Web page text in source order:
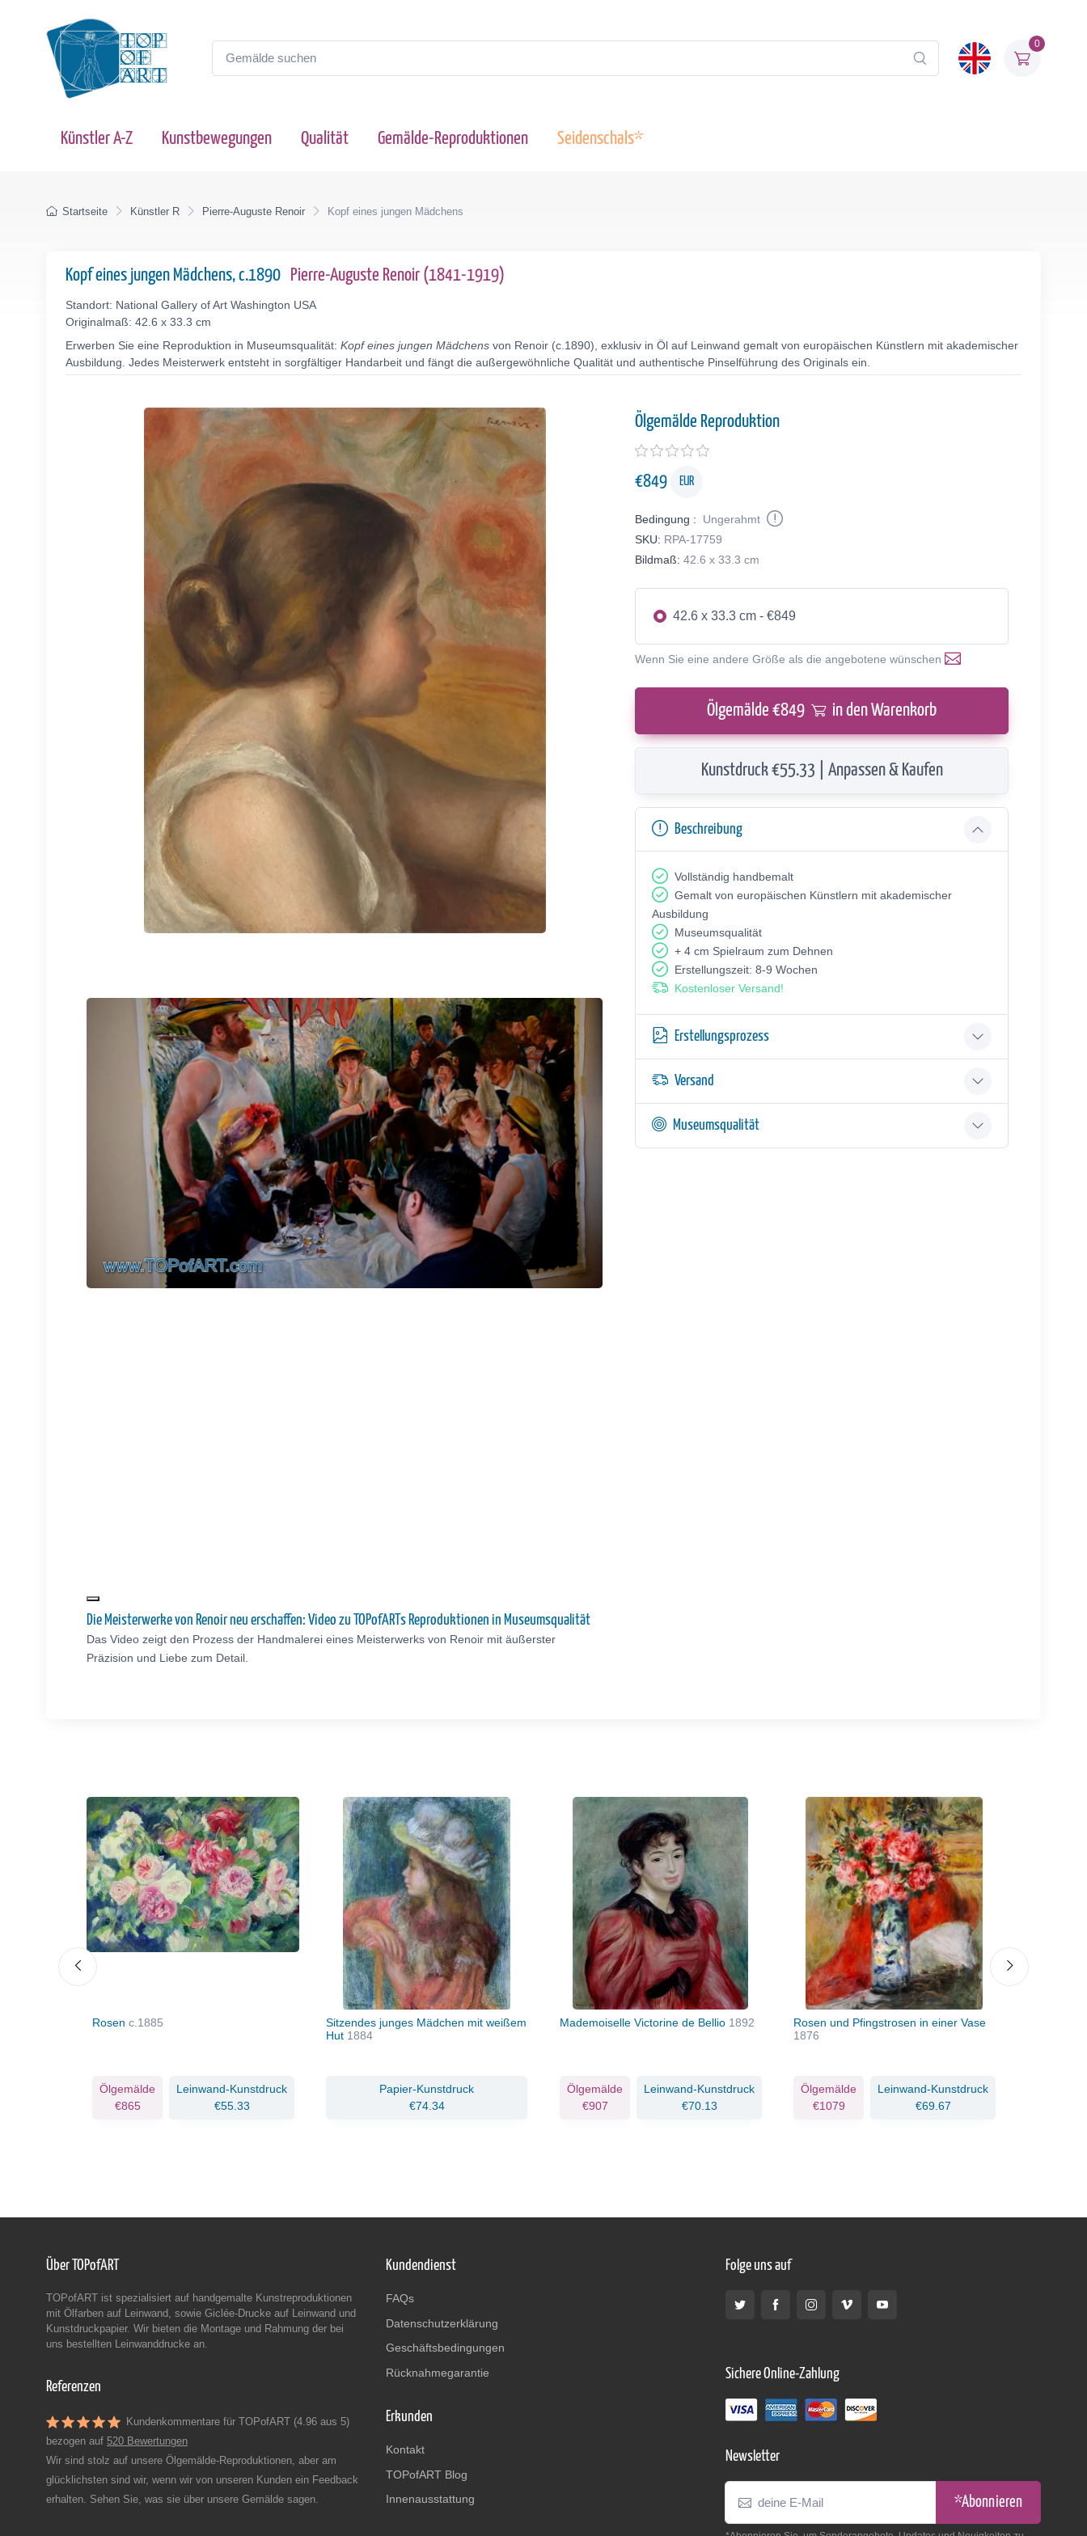
0
Künstler A-Z Kunstbewegungen Qualität Gemälde-Reproduktionen Seidenschals*
Startseite Künstler R Pierre-Auguste Renoir Kopf eines jungen Mädchens
Kopf eines jungen Mädchens, c.1890 Pierre-Auguste Renoir (1841-1919)
Standort: National Gallery of Art Washington USA
Originalmaß: 42.6 x 33.3 cm
Erwerben Sie eine Reproduktion in Museumsqualität: Kopf eines jungen Mädchens von Renoir (c.1890), exklusiv in Öl auf Leinwand gemalt von europäischen Künstlern mit akademischer
Ausbildung. Jedes Meisterwerk entsteht in sorgfältiger Handarbeit und fängt die außergewöhnliche Qualität und authentische Pinselführung des Originals ein.
Die Meisterwerke von Renoir neu erschaffen: Video zu TOPofARTs Reproduktionen in Museumsqualität
Das Video zeigt den Prozess der Handmalerei eines Meisterwerks von Renoir mit äußerster
Präzision und Liebe zum Detail.
Ölgemälde Reproduktion
€849 EUR
Bedingung :
Ungerahmt
SKU: RPA-17759
Bildmaß: 42.6 x 33.3 cm
42.6 x 33.3 cm - €849
Wenn Sie eine andere Größe als die angebotene wünschen
Ölgemälde €849 in den Warenkorb
Kunstdruck €55.33 | Anpassen & Kaufen
Beschreibung
Vollständig handbemalt
Gemalt von europäischen Künstlern mit akademischer
Ausbildung
Museumsqualität
+ 4 cm Spielraum zum Dehnen
Erstellungszeit: 8-9 Wochen
Kostenloser Versand!
Erstellungsprozess
Versand
Museumsqualität
Rosen c.1885
Ölgemälde
€865
Leinwand-Kunstdruck
€55.33
Sitzendes junges Mädchen mit weißem
Hut 1884
Papier-Kunstdruck
€74.34
Mademoiselle Victorine de Bellio 1892
Ölgemälde
€907
Leinwand-Kunstdruck
€70.13
Rosen und Pfingstrosen in einer Vase
1876
Ölgemälde
€1079
Leinwand-Kunstdruck
€69.67
Über TOPofART
TOPofART ist spezialisiert auf handgemalte Kunstreproduktionen
mit Ölfarben auf Leinwand, sowie Giclée-Drucke auf Leinwand und
Kunstdruckpapier. Wir bieten die Montage und Rahmung der bei
uns bestellten Leinwanddrucke an.
Referenzen
Kundenkommentare für TOPofART (4.96 aus 5)
bezogen auf 520 Bewertungen
Wir sind stolz auf unsere Ölgemälde-Reproduktionen, aber am
glücklichsten sind wir, wenn wir von unseren Kunden ein Feedback
erhalten. Sehen Sie, was sie über unsere Gemälde sagen.
Kundendienst
FAQs
Datenschutzerklärung
Geschäftsbedingungen
Rücknahmegarantie
Erkunden
Kontakt
TOPofART Blog
Innenausstattung
Folge uns auf
Sichere Online-Zahlung
Newsletter
*Abonnieren